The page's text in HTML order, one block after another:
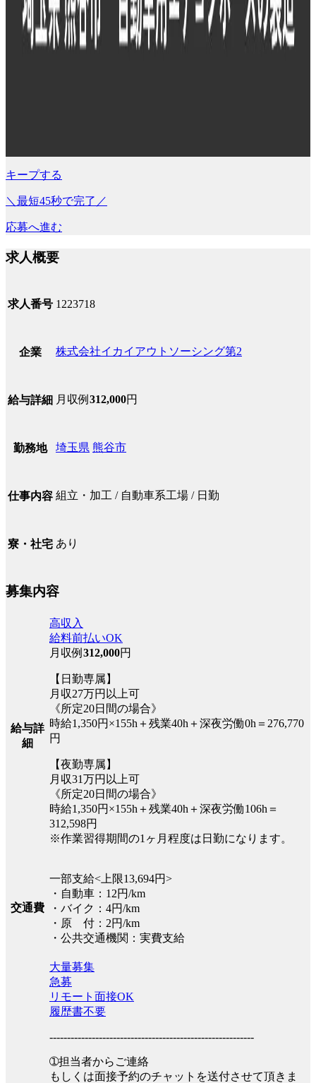
キープする
＼最短45秒で完了／
応募へ進む
求人概要
求人番号 1223718
企業 株式会社イカイアウトソーシング第2
給与詳細 月収例 312,000円
勤務地 埼玉県 熊谷市
仕事内容 組立・加工 / 自動車系工場 / 日勤
寮・社宅 あり
募集内容
給与詳
細
高収入
給料前払いOK
月収例 312,000円
【日勤専属】
月収27万円以上可
《所定20日間の場合》
時給1,350円×155h＋残業40h＋深夜労働0h＝276,770
円
【夜勤専属】
月収31万円以上可
《所定20日間の場合》
時給1,350円×155h＋残業40h＋深夜労働106h＝
312,598円
※作業習得期間の1ヶ月程度は日勤になります。
交通費
一部支給<上限13,694円>
・自動車：12円/km
・バイク：4円/km
・原 付：2円/km
・公共交通機関：実費支給
大量募集
急募
リモート面接OK
履歴書不要
----------------------------------------------------------
➀担当者からご連絡
もしくは面接予約のチャットを送付させて頂きま